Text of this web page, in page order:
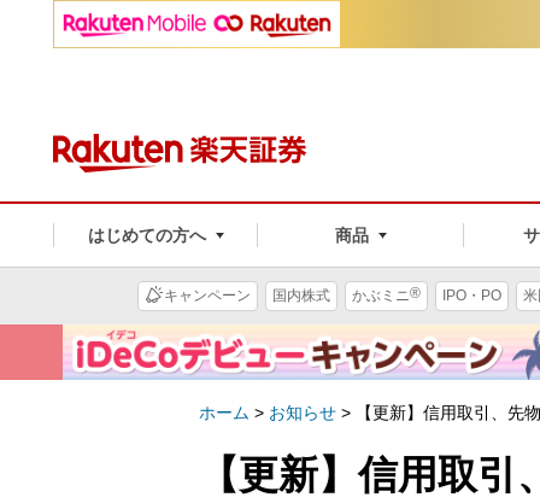
はじめての方へ 商品
キャンペーン 国内株式 かぶミニ® IPO・PO
ホーム > お知らせ > 【更新】信用取引、先
【更新】信用取